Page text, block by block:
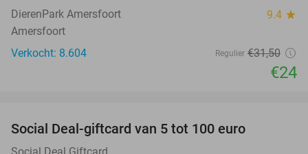
DierenPark Amersfoort 9.4 star
Amersfoort
Verkocht: 8.604
Regulier €31,50
€24
Social Deal-giftcard van 5 tot 100 euro